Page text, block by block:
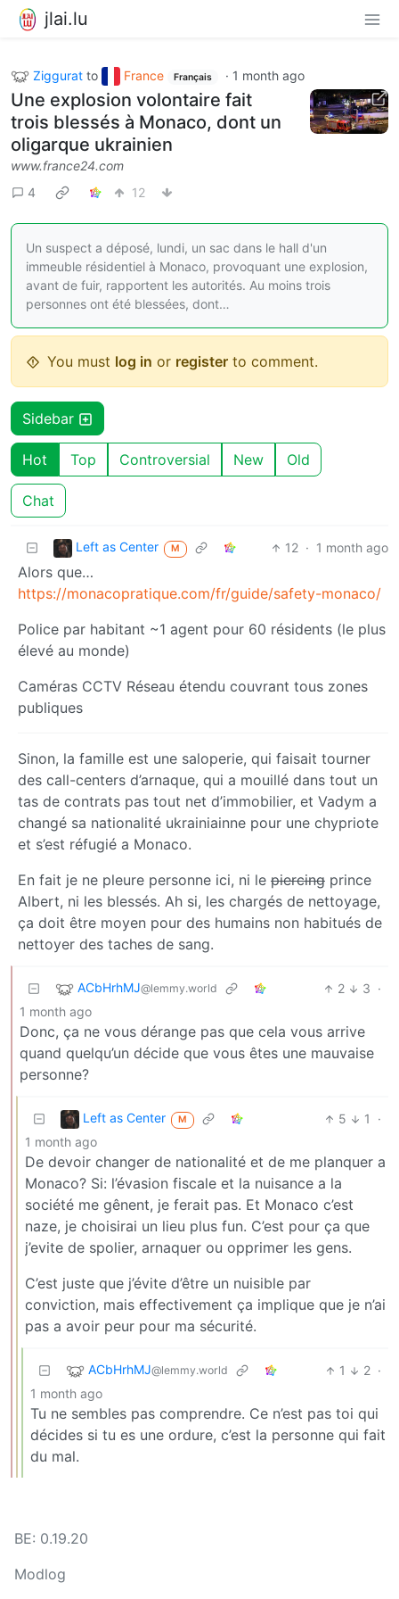
jlai.lu
Ziggurat to France Français · 1 month ago
Une explosion volontaire fait
trois blessés à Monaco, dont un
oligarque ukrainien
www.france24.com
4
12
Un suspect a déposé, lundi, un sac dans le hall d'un
immeuble résidentiel à Monaco, provoquant une explosion,
avant de fuir, rapportent les autorités. Au moins trois
personnes ont été blessées, dont…
You must log in or register to comment.
Sidebar
Hot Top Controversial New Old
Chat
Left as Center M 12 · 1 month ago
Alors que…
https://monacopratique.com/fr/guide/safety-monaco/
Police par habitant ~1 agent pour 60 résidents (le plus
élevé au monde)
Caméras CCTV Réseau étendu couvrant tous zones
publiques
Sinon, la famille est une saloperie, qui faisait tourner
des call-centers d’arnaque, qui a mouillé dans tout un
tas de contrats pas tout net d’immobilier, et Vadym a
changé sa nationalité ukrainiainne pour une chypriote
et s’est réfugié a Monaco.
En fait je ne pleure personne ici, ni le piercing prince
Albert, ni les blessés. Ah si, les chargés de nettoyage,
ça doit être moyen pour des humains non habitués de
nettoyer des taches de sang.
ACbHrhMJ@lemmy.world 2 3 ·
1 month ago
Donc, ça ne vous dérange pas que cela vous arrive
quand quelqu’un décide que vous êtes une mauvaise
personne?
Left as Center M 5 1
·
1 month ago
De devoir changer de nationalité et de me planquer a
Monaco? Si: l’évasion fiscale et la nuisance a la
société me gênent, je ferait pas. Et Monaco c’est
naze, je choisirai un lieu plus fun. C’est pour ça que
j’evite de spolier, arnaquer ou opprimer les gens.
C’est juste que j’évite d’être un nuisible par
conviction, mais effectivement ça implique que je n’ai
pas a avoir peur pour ma sécurité.
ACbHrhMJ@lemmy.world 1 2 ·
1 month ago
Tu ne sembles pas comprendre. Ce n’est pas toi qui
décides si tu es une ordure, c’est la personne qui fait
du mal.
BE: 0.19.20
Modlog